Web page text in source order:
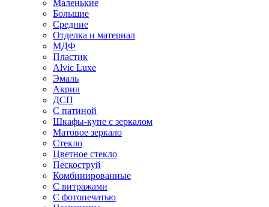
Маленькие
Большие
Средние
Отделка и материал
МДФ
Пластик
Alvic Luxe
Эмаль
Акрил
ДСП
С патиной
Шкафы-купе с зеркалом
Матовое зеркало
Стекло
Цветное стекло
Пескоструй
Комбинированные
С витражами
С фотопечатью